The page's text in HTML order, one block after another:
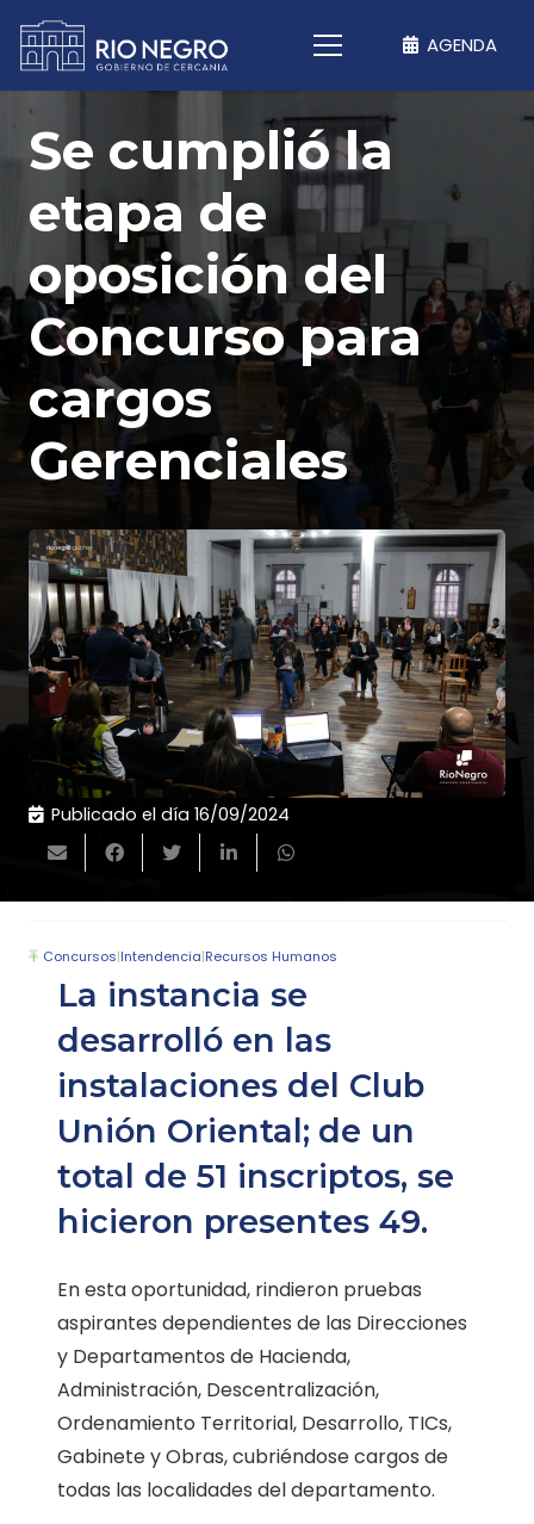
AGENDA
Se cumplió la
etapa de
oposición del
Concurso para
cargos
Gerenciales
Publicado el día 16/09/2024
Concursos|Intendencia|Recursos Humanos
La instancia se
desarrolló en las
instalaciones del Club
Unión Oriental; de un
total de 51 inscriptos, se
hicieron presentes 49.
En esta oportunidad, rindieron pruebas
aspirantes dependientes de las Direcciones
y Departamentos de Hacienda,
Administración, Descentralización,
Ordenamiento Territorial, Desarrollo, TICs,
Gabinete y Obras, cubriéndose cargos de
todas las localidades del departamento.